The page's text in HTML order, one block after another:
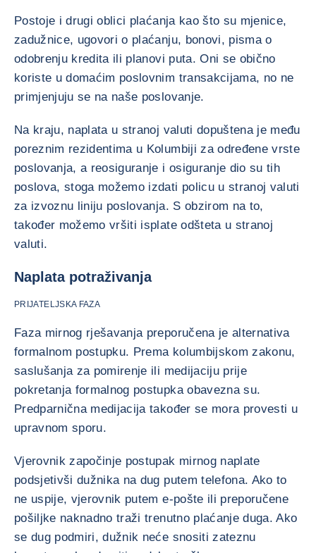
Postoje i drugi oblici plaćanja kao što su mjenice,
zadužnice, ugovori o plaćanju, bonovi, pisma o
odobrenju kredita ili planovi puta. Oni se obično
koriste u domaćim poslovnim transakcijama, no ne
primjenjuju se na naše poslovanje.
Na kraju, naplata u stranoj valuti dopuštena je među
poreznim rezidentima u Kolumbiji za određene vrste
poslovanja, a reosiguranje i osiguranje dio su tih
poslova, stoga možemo izdati policu u stranoj valuti
za izvoznu liniju poslovanja. S obzirom na to,
također možemo vršiti isplate odšteta u stranoj
valuti.
Naplata potraživanja
PRIJATELJSKA FAZA
Faza mirnog rješavanja preporučena je alternativa
formalnom postupku. Prema kolumbijskom zakonu,
saslušanja za pomirenje ili medijaciju prije
pokretanja formalnog postupka obavezna su.
Predparnična medijacija također se mora provesti u
upravnom sporu.
Vjerovnik započinje postupak mirnog naplate
podsjetivši dužnika na dug putem telefona. Ako to
ne uspije, vjerovnik putem e-pošte ili preporučene
pošiljke naknadno traži trenutno plaćanje duga. Ako
se dug podmiri, dužnik neće snositi zateznu